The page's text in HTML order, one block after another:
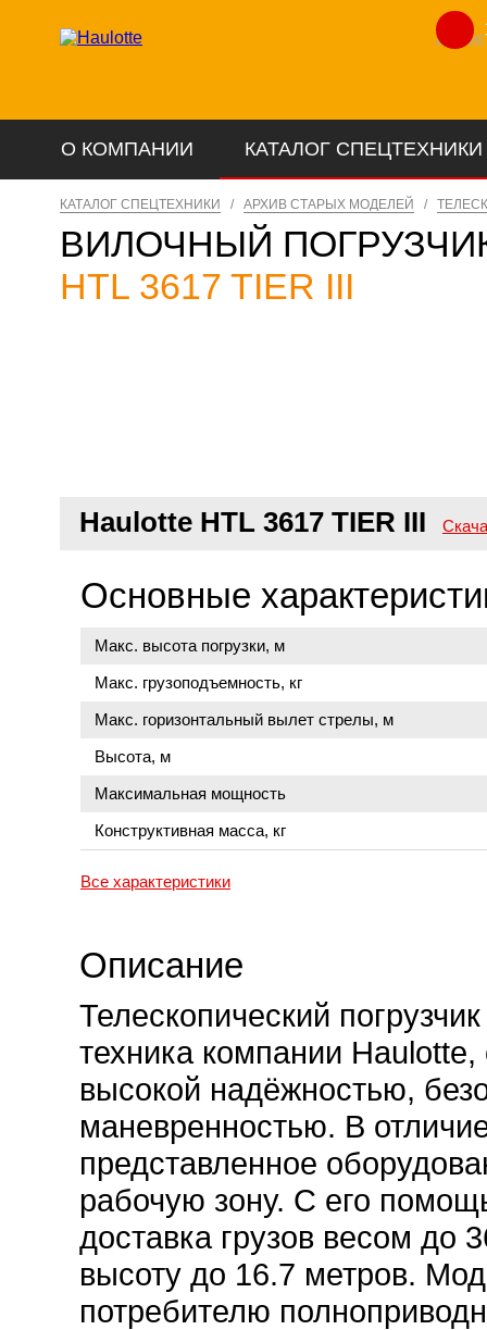
Лизинг
О КОМПАНИИ КАТАЛОГ СПЕЦТЕХНИКИ
КАТАЛОГ СПЕЦТЕХНИКИ / АРХИВ СТАРЫХ МОДЕЛЕЙ /
ВИЛОЧНЫЙ
HTL 3617 TIER III
Haulotte HTL 3617 TIER III
Основные
Макс. высота погрузки, м
Макс. грузоподъемность, кг
Макс. горизонтальный вылет стрелы, м
Высота, м
Максимальная мощность
Конструктивная масса, кг
Все характеристики
Описание
Телескопический
техника компании
высокой надёжностью,
маневренностью. В
представленное
рабочую зону. С его
доставка грузов весом до
высоту до 16.7 метров.
потребителю